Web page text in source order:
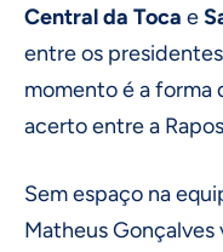
Central da Toca e
entre os
momento é a forma
acerto entre a
Sem espaço na
Matheus Gonçalves